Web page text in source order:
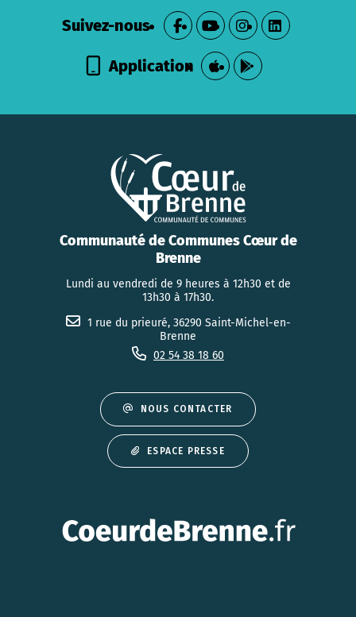
Suivez-nous
Application
Communauté de Communes Cœur de
Brenne
Lundi au vendredi de 9 heures à 12h30 et de
13h30 à 17h30.
1 rue du prieuré, 36290 Saint-Michel-en-
Brenne
02 54 38 18 60
NOUS CONTACTER
ESPACE PRESSE